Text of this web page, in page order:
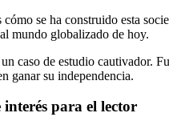
cómo se ha construido esta
mundo globalizado de hoy.
caso de estudio cautivador.
ganar su independencia.
interés para el lector